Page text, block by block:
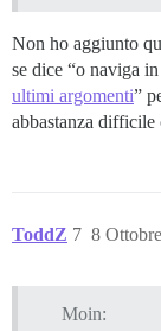
Non ho aggiunto
se dice “o naviga
ultimi argomenti”
abbastanza difficile
ToddZ 8
7
Moin: